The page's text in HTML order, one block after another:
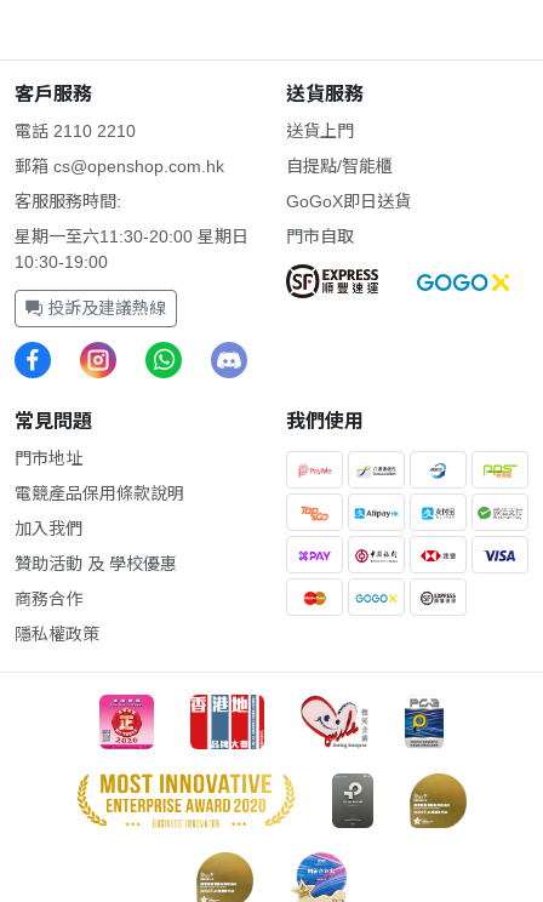
客戶服務
電話 2110 2210
郵箱 cs@openshop.com.hk
客服服務時間:
星期一至六11:30-20:00 星期日
10:30-19:00
投訴及建議熱線
送貨服務
送貨上門
自提點/智能櫃
GoGoX即日送貨
門市自取
常見問題
門市地址
電競產品保用條款說明
加入我們
贊助活動 及 學校優惠
商務合作
隱私權政策
我們使用